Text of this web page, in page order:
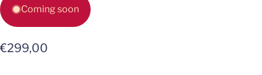
Coming soon
€299,00